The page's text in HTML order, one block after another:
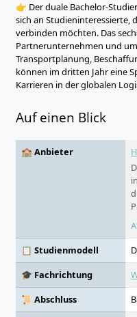
👉 Der duale Bachelor-
sich an Studieninteressierte,
verbinden möchten. Das
Partnerunternehmen und
Transportplanung,
können im dritten Jahr eine
Karrieren in der globalen
Auf einen Blick
🏫 Anbieter
📋 Studienmodell
🎓 Fachrichtung
📜 Abschluss